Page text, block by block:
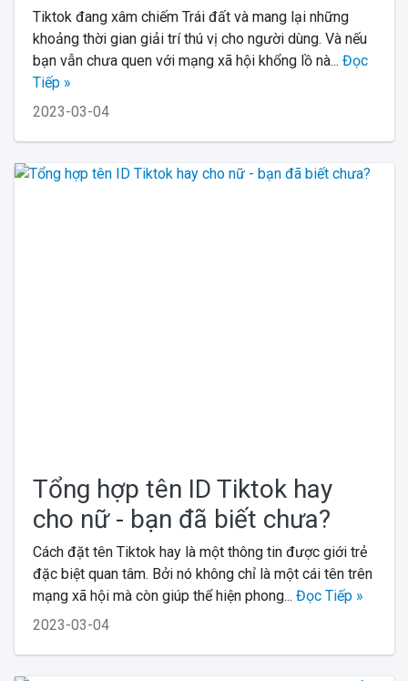
Tiktok đang xâm chiếm Trái đất và mang lại những
khoảng thời gian giải trí thú vị cho người dùng. Và nếu
bạn vẫn chưa quen với mạng xã hội khổng lồ nà... Đọc
Tiếp »
2023-03-04
Tổng hợp tên ID Tiktok hay
cho nữ - bạn đã biết chưa?
Cách đặt tên Tiktok hay là một thông tin được giới trẻ
đặc biệt quan tâm. Bởi nó không chỉ là một cái tên trên
mạng xã hội mà còn giúp thể hiện phong... Đọc Tiếp »
2023-03-04